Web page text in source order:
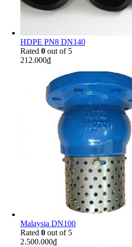
HDPE PN8 DN140
Rated 0 out of 5
212.000₫
Malaysia DN100
Rated 0 out of 5
2.500.000₫